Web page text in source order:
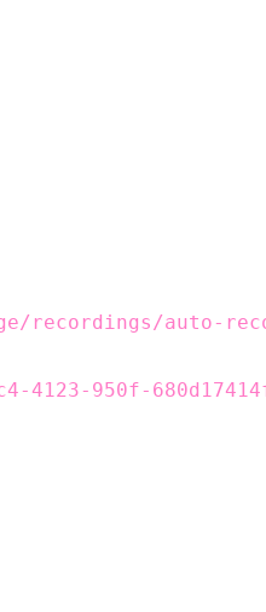
auto-
4123-950f-